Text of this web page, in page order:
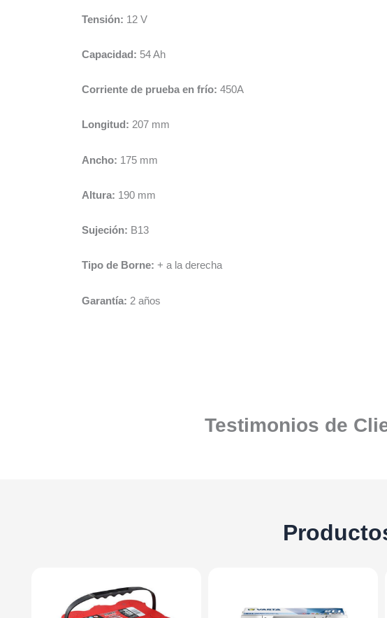
Tensión: 12 V
Capacidad: 54 Ah
Corriente de prueba en frío: 450A
Longitud: 207 mm
Ancho: 175 mm
Altura: 190 mm
Sujeción: B13
Tipo de Borne: + a la derecha
Garantía: 2 años
Testimonios de